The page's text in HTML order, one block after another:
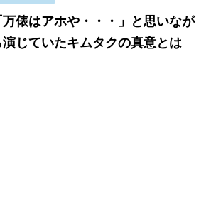
万俵はアホや・・・」と思いなが
演じていたキムタクの真意とは